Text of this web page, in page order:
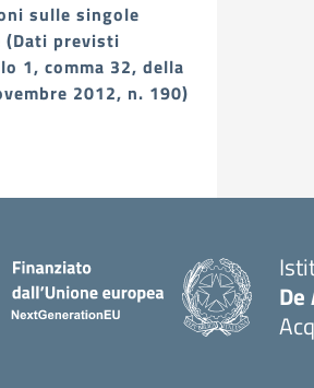
sulle singole
(Dati previsti
1, comma 32, della
2012, n. 190)